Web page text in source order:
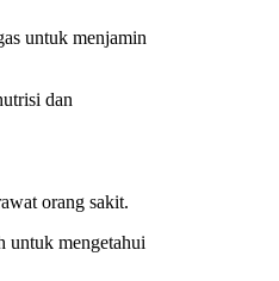
untuk menjamin
dan
orang sakit.
untuk mengetahui